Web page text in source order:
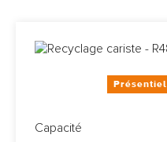
Présentiel
Capacité